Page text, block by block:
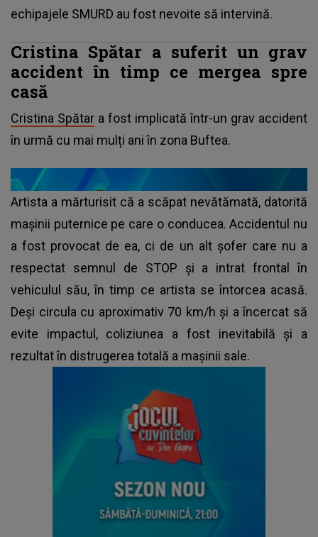
echipajele SMURD au fost nevoite să intervină.
Cristina Spătar a suferit un grav
accident în timp ce mergea spre
casă
Cristina Spătar a fost implicată într-un grav accident
în urmă cu mai mulți ani în zona Buftea.
Artista a mărturisit că a scăpat nevătămată, datorită
mașinii puternice pe care o conducea. Accidentul nu
a fost provocat de ea, ci de un alt șofer care nu a
respectat semnul de STOP și a intrat frontal în
vehiculul său, în timp ce artista se întorcea acasă.
Deși circula cu aproximativ 70 km/h și a încercat să
evite impactul, coliziunea a fost inevitabilă și a
rezultat în distrugerea totală a mașinii sale.